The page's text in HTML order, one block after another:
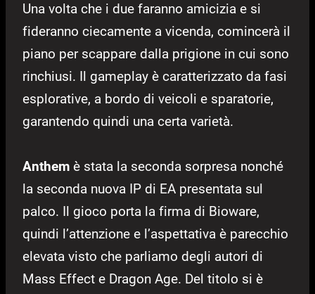
Una volta che i due faranno amicizia e si
fideranno ciecamente a vicenda, comincerà il
piano per scappare dalla prigione in cui sono
rinchiusi. Il gameplay è caratterizzato da fasi
esplorative, a bordo di veicoli e sparatorie,
garantendo quindi una certa varietà.
Anthem è stata la seconda sorpresa nonché
la seconda nuova IP di EA presentata sul
palco. Il gioco porta la firma di Bioware,
quindi l’attenzione e l’aspettativa è parecchio
elevata visto che parliamo degli autori di
Mass Effect e Dragon Age. Del titolo si è